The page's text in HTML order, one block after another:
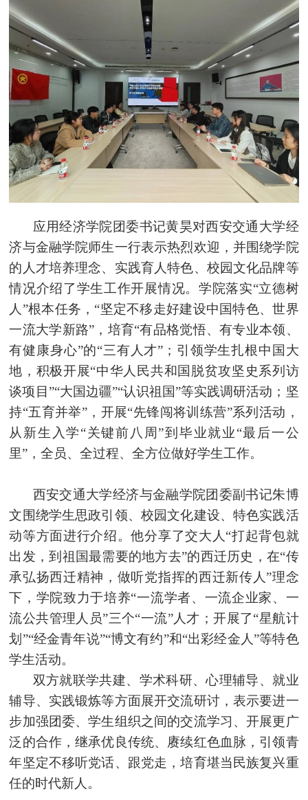
应用经济学院团委书记黄昊对西安交通大学经
济与金融学院师生一行表示热烈欢迎，并围绕学院
的人才培养理念、实践育人特色、校园文化品牌等
情况介绍了学生工作开展情况。学院落实“立德树
人”根本任务，“坚定不移走好建设中国特色、世界
一流大学新路”，培育“有品格觉悟、有专业本领、
有健康身心”的“三有人才”；引领学生扎根中国大
地，积极开展“中华人民共和国脱贫攻坚史系列访
谈项目”“大国边疆”“认识祖国”等实践调研活动；坚
持“五育并举”，开展“先锋闯将训练营”系列活动，
从新生入学“关键前八周”到毕业就业“最后一公
里”，全员、全过程、全方位做好学生工作。
西安交通大学经济与金融学院团委副书记朱博
文围绕学生思政引领、校园文化建设、特色实践活
动等方面进行介绍。他分享了交大人“打起背包就
出发，到祖国最需要的地方去”的西迁历史，在“传
承弘扬西迁精神，做听党指挥的西迁新传人”理念
下，学院致力于培养“一流学者、一流企业家、一
流公共管理人员”三个“一流”人才；开展了“星航计
划”“经金青年说”“博文有约”和“出彩经金人”等特色
学生活动。
双方就联学共建、学术科研、心理辅导、就业
辅导、实践锻炼等方面展开交流研讨，表示要进一
步加强团委、学生组织之间的交流学习、开展更广
泛的合作，继承优良传统、赓续红色血脉，引领青
年坚定不移听党话、跟党走，培育堪当民族复兴重
任的时代新人。